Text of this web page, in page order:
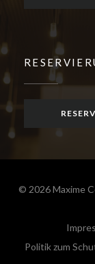
© 2026 Maxime
Politik zum